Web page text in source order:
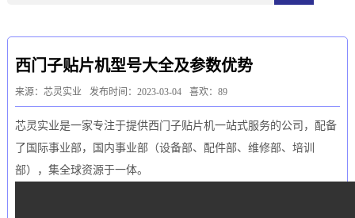
西门子贴片机型号大全及参数优势
来源：芯灵实业 发布时间：2023-03-04 喜欢：89
芯灵实业是一家专注于提供西门子贴片机一站式服务的公司，配备
了国际事业部，国内事业部（设备部、配件部、维修部、培训
部），集全球资源于一体。